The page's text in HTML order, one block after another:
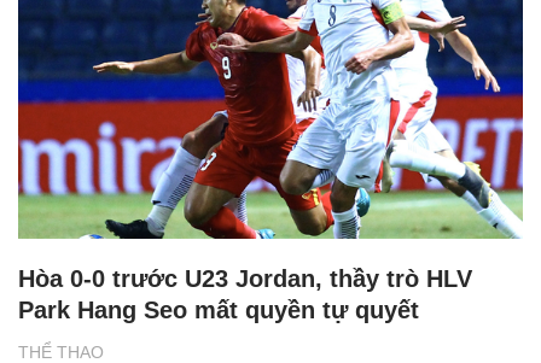
THỂ THAO
Hòa 0-0 trước U23 Jordan, thầy trò HLV
Park Hang Seo mất quyền tự quyết